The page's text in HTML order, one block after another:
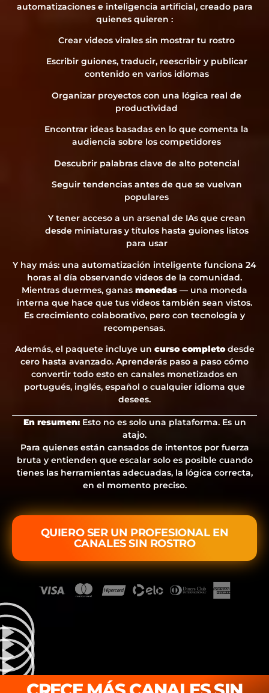
automatizaciones e inteligencia artificial, creado para
quienes quieren :
Crear videos virales sin mostrar tu rostro
Escribir guiones, traducir, reescribir y publicar
contenido en varios idiomas
Organizar proyectos con una lógica real de
productividad
Encontrar ideas basadas en lo que comenta la
audiencia sobre los competidores
Descubrir palabras clave de alto potencial
Seguir tendencias antes de que se vuelvan
populares
Y tener acceso a un arsenal de IAs que crean
desde miniaturas y títulos hasta guiones listos
para usar
Y hay más: una automatización inteligente funciona 24
horas al día observando videos de la comunidad.
Mientras duermes, ganas monedas — una moneda
interna que hace que tus videos también sean vistos.
Es crecimiento colaborativo, pero con tecnología y
recompensas.
Además, el paquete incluye un curso completodesde
cero hasta avanzado. Aprenderás paso a paso cómo
convertir todo esto en canales monetizados en
portugués, inglés, español o cualquier idioma que
desees.
En resumen:Esto no es solo una plataforma. Es un
atajo.
Para quienes están cansados de intentos por fuerza
bruta y entienden que escalar solo es posible cuando
tienes las herramientas adecuadas, la lógica correcta,
en el momento preciso.
QUIERO SER UN PROFESIONAL EN
CANALES SIN ROSTRO